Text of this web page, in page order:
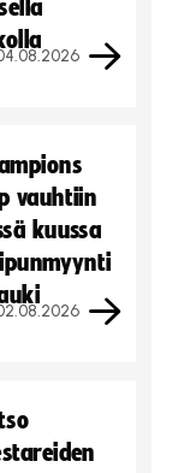
vauhtiin
kuussa